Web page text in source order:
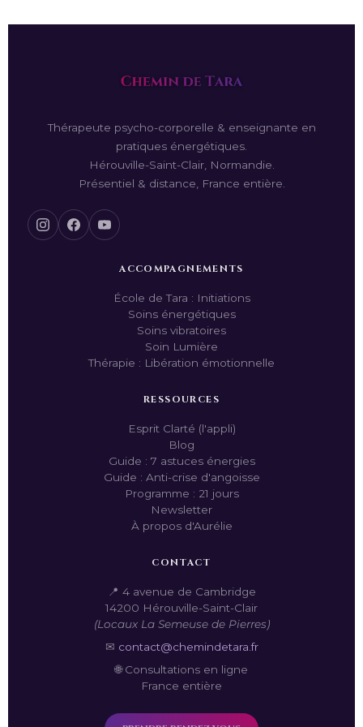
Thérapeute psycho-corporelle & enseignante en
pratiques énergétiques.
Hérouville-Saint-Clair, Normandie.
Présentiel & distance, France entière.
ACCOMPAGNEMENTS
École de Tara : Initiations
Soins énergétiques
Soins vibratoires
Soin Lumière
Thérapie : Libération émotionnelle
RESSOURCES
Esprit Clarté (l'appli)
Blog
Guide : 7 astuces énergies
Guide : Anti-crise d'angoisse
Programme : 21 jours
Newsletter
À propos d'Aurélie
CONTACT
📍 4 avenue de Cambridge
14200 Hérouville-Saint-Clair
(Locaux La Semeuse de Pierres)
✉ contact@chemindetara.fr
🌐 Consultations en ligne
France entière